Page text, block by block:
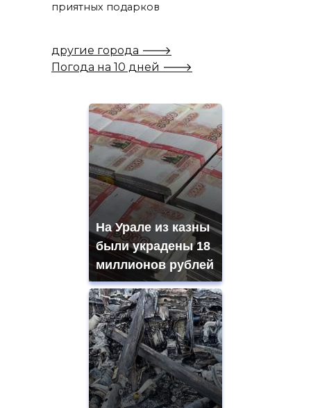
приятных подарков
другие города 🡒
Погода на 10 дней 🡒
На Урале из казны
были украдены 18
миллионов рублей